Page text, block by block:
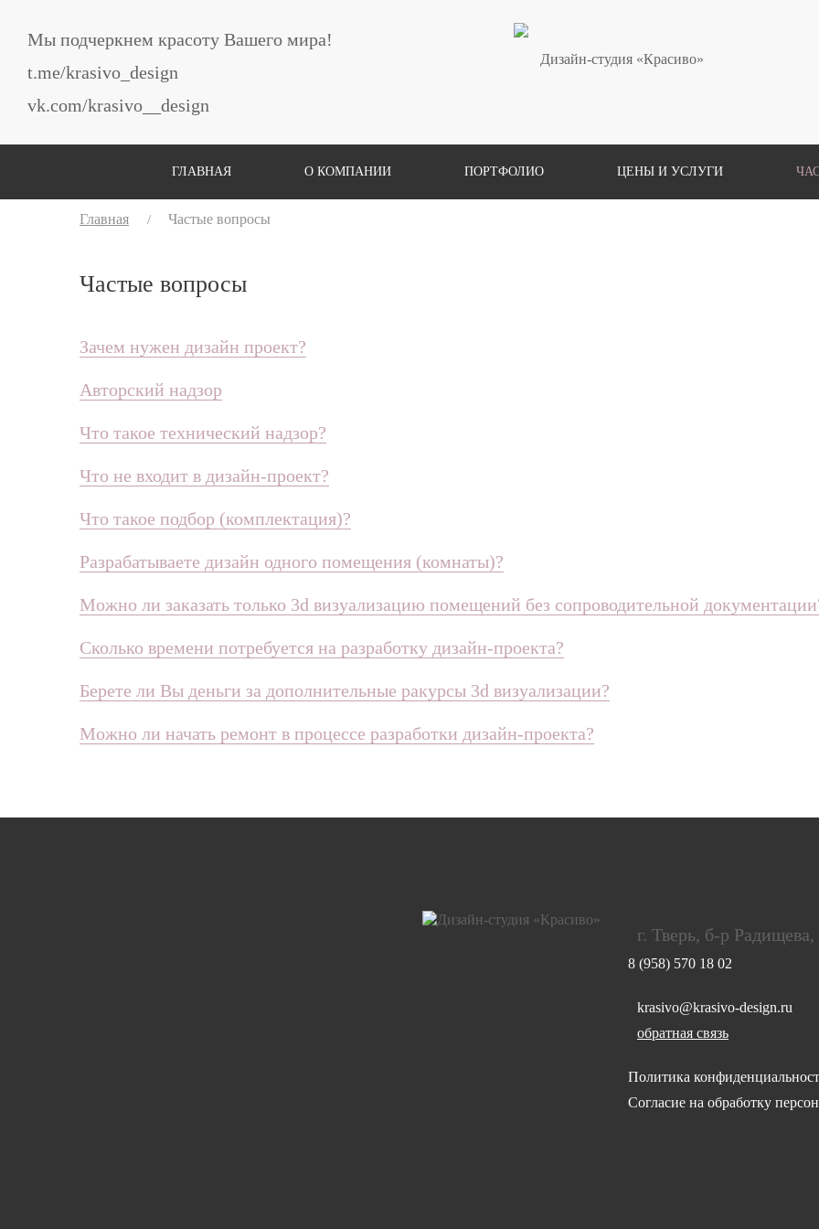
Мы подчеркнем красоту Вашего мира!
t.me/krasivo_design
vk.com/krasivo__design
ГЛАВНАЯ О КОМПАНИИ ПОРТФОЛИО ЦЕНЫ И УСЛУГИ
Главная Частые вопросы
Частые вопросы
Зачем нужен дизайн проект?
Авторский надзор
Что такое технический надзор?
Что не входит в дизайн-проект?
Что такое подбор (комплектация)?
Разрабатываете дизайн одного помещения (комнаты)?
Можно ли заказать только 3d визуализацию помещений без сопроводительной
Сколько времени потребуется на разработку дизайн-проекта?
Берете ли Вы деньги за дополнительные ракурсы 3d визуализации?
Можно ли начать ремонт в процессе разработки дизайн-проекта?
г. Тверь, б-р
8 (958) 570 18 02
krasivo@krasivo-design.ru
обратная связь
Политика
Согласие на обработку